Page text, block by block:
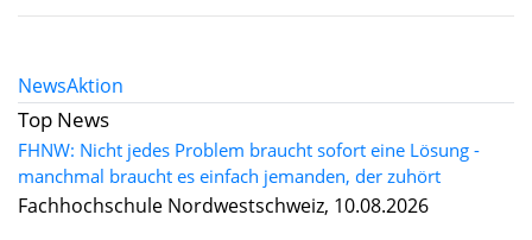
NewsAktion
Top News
FHNW: Nicht jedes Problem braucht sofort eine Lösung -
manchmal braucht es einfach jemanden, der zuhört
Fachhochschule Nordwestschweiz, 10.08.2026